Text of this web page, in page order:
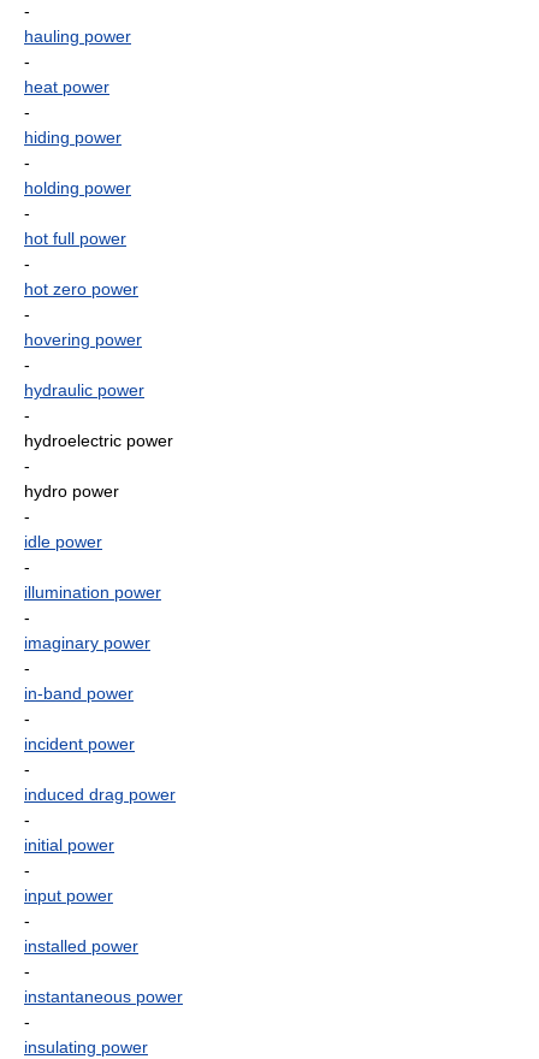
-
hauling power
-
heat power
-
hiding power
-
holding power
-
hot full power
-
hot zero power
-
hovering power
-
hydraulic power
-
hydroelectric power
-
hydro power
-
idle power
-
illumination power
-
imaginary power
-
in-band power
-
incident power
-
induced drag power
-
initial power
-
input power
-
installed power
-
instantaneous power
-
insulating power